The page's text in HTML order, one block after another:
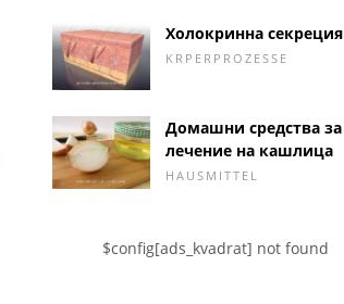
Холокринна секреция
KRPERPROZESSE
Домашни средства за
лечение на кашлица
HAUSMITTEL
$config[ads_kvadrat] not found